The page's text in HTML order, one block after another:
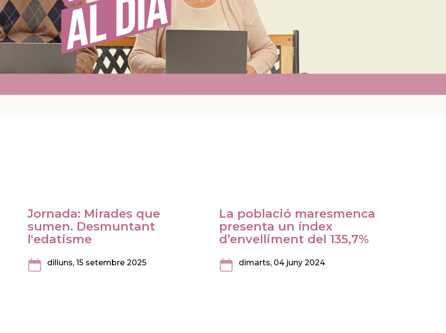
Jornada: Mirades que
sumen. Desmuntant
l'edatisme
dilluns, 15 setembre 2025
La població maresmenca
presenta un índex
d’envelliment del 135,7%
dimarts, 04 juny 2024